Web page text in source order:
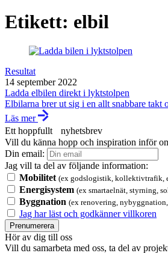
Etikett: elbil
Resultat
14 september 2022
Ladda elbilen direkt i lyktstolpen
Elbilarna brer ut sig i en allt snabbare
Läs mer
Ett hoppfullt nyhetsbrev
Vill du känna hopp och inspiration inför
Din email:
Jag vill ta del av följande information:
Mobilitet (ex godslogistik,
Energisystem (ex smartaelnät, styrning,
Byggnation (ex renovering,
Jag har läst och godkänner villkoren
Prenumerera
Hör av dig till oss
Vill du samarbeta med oss, ta del av